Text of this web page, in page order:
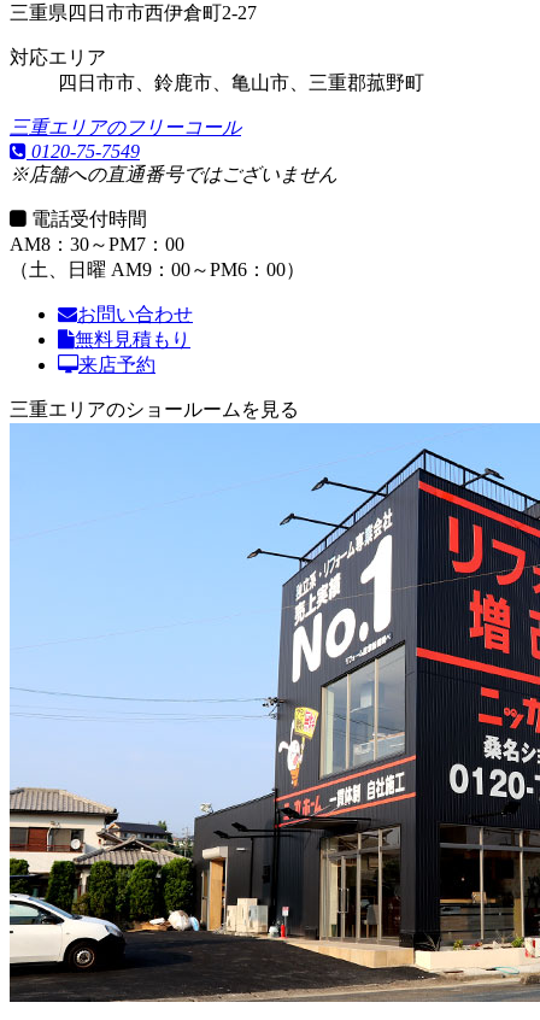
三重県四日市市西伊倉町2-27
対応エリア
四日市市、鈴鹿市、亀山市、三重郡菰野町
三重エリアのフリーコール
0120-75-7549
※店舗への直通番号ではございません
電話受付時間
AM8：30～PM7：00
（土、日曜 AM9：00～PM6：00）
お問い合わせ
無料見積もり
来店予約
三重エリアのショールームを見る